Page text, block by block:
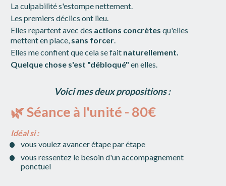
La culpabilité s'estompe nettement.
Les premiers déclics ont lieu.
Elles repartent avec des actions concrètes qu'elles
mettent en place, sans forcer
Elles me confient que cela se fait naturellement.
Quelque chose s'est "débloqué" en elles.
Voici mes deux propositions :
🌿 Séance à l'unité - 80€
Idéal si :
vous voulez avancer étape par étape
vous ressentez le besoin d'un accompagnement
ponctuel